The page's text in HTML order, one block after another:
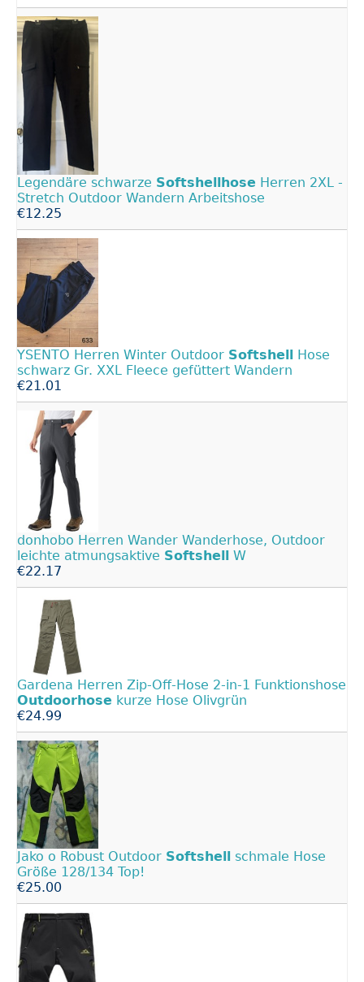
Legendäre schwarze Softshellhose Herren 2XL -
Stretch Outdoor Wandern Arbeitshose
€12.25
YSENTO Herren Winter Outdoor Softshell Hose
schwarz Gr. XXL Fleece gefüttert Wandern
€21.01
donhobo Herren Wander Wanderhose, Outdoor
leichte atmungsaktive Softshell W
€22.17
Gardena Herren Zip-Off-Hose 2-in-1 Funktionshose
Outdoorhose kurze Hose Olivgrün
€24.99
Jako o Robust Outdoor Softshell schmale Hose
Größe 128/134 Top!
€25.00